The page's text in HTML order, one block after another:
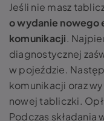
Jeśli nie masz
o wydanie nowego
komunikacji.
diagnostycznej
w pojeździe.
komunikacji oraz
nowej tabliczki.
Podczas